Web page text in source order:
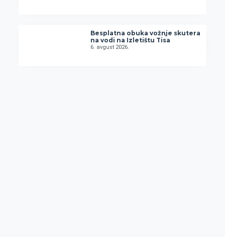
Besplatna obuka vožnje skutera
na vodi na Izletištu Tisa
6. avgust 2026.